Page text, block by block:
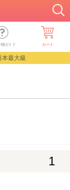
物ガイド カート
最大級
1